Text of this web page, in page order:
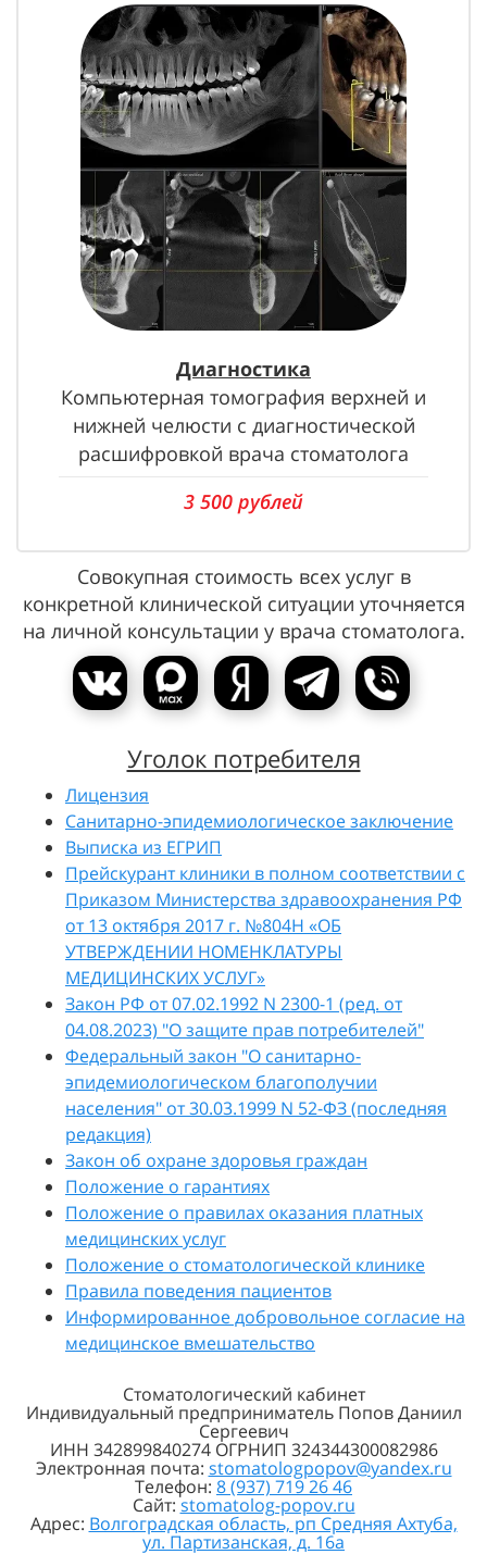
Диагностика
Компьютерная томография верхней и
нижней челюсти с диагностической
расшифровкой врача стоматолога
3 500 рублей
Совокупная стоимость всех услуг в
конкретной клинической ситуации уточняется
на личной консультации у врача стоматолога.
Уголок потребителя
Лицензия
Санитарно-эпидемиологическое заключение
Выписка из ЕГРИП
Прейскурант клиники в полном соответствии с
Приказом Министерства здравоохранения РФ
от 13 октября 2017 г. №804Н «ОБ
УТВЕРЖДЕНИИ НОМЕНКЛАТУРЫ
МЕДИЦИНСКИХ УСЛУГ»
Закон РФ от 07.02.1992 N 2300-1 (ред. от
04.08.2023) "О защите прав потребителей"
Федеральный закон "О санитарно-
эпидемиологическом благополучии
населения" от 30.03.1999 N 52-ФЗ (последняя
редакция)
Закон об охране здоровья граждан
Положение о гарантиях
Положение о правилах оказания платных
медицинских услуг
Положение о стоматологической клинике
Правила поведения пациентов
Информированное добровольное согласие на
медицинское вмешательство
Стоматологический кабинет
Индивидуальный предприниматель Попов Даниил
Сергеевич
ИНН 342899840274 ОГРНИП 324344300082986
Электронная почта: stomatologpopov@yandex.ru
Телефон: 8 (937) 719 26 46
Сайт:stomatolog-popov.ru
Адрес: Волгоградская область, рп Средняя Ахтуба,
ул. Партизанская, д. 16а